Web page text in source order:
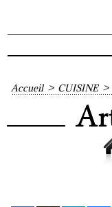
Accueil > CUISINE >